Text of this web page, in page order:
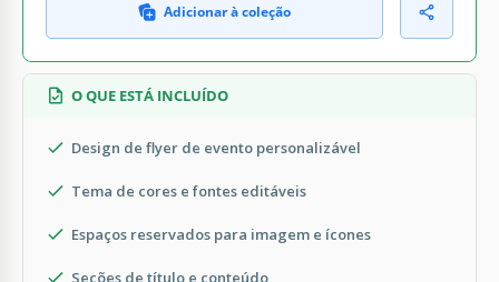
Adicionar à coleção
O QUE ESTÁ INCLUÍDO
Design de flyer de evento personalizável
Tema de cores e fontes editáveis
Espaços reservados para imagem e ícones
Seções de título e conteúdo